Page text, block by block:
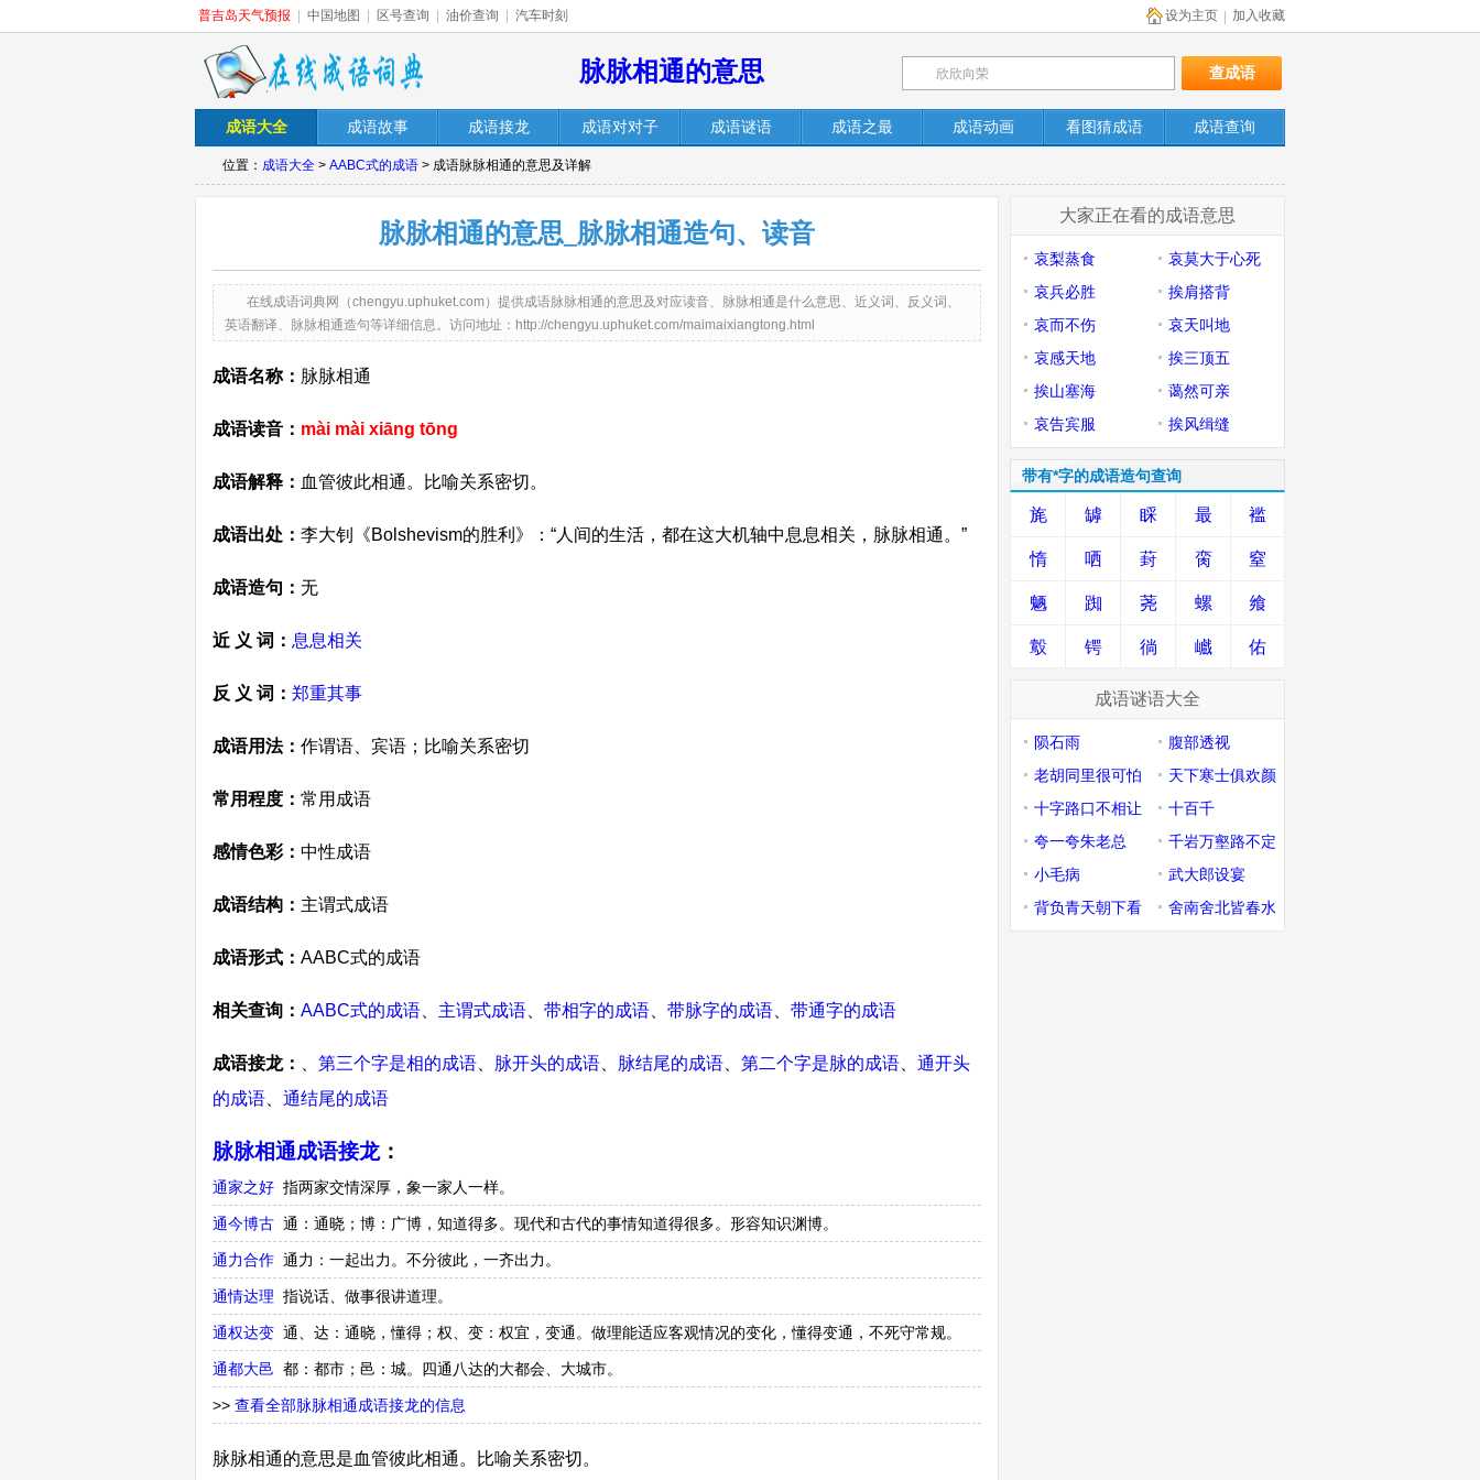
普吉岛天气预报 中国地图 区号查询 油价查询 汽车时刻 加入收藏
设为主页
脉脉相通的意思
成语大全 成语故事 成语接龙 成语对对子 成语谜语 成语之最 成语动画 看图猜成语 成语查询
位置： 成语大全 > AABC式的成语 > 成语脉脉相通的意思及详解
脉脉相通的意思_脉脉相通造句、读音
在线成语词典网（chengyu.uphuket.com）提供成语脉脉相通的意思及对应读音、脉脉相通是什么意思、近义词、反义词、
英语翻译、脉脉相通造句等详细信息。访问地址：http://chengyu.uphuket.com/maimaixiangtong.html
成语名称： 脉脉相通
成语读音： mài mài xiāng tōng
成语解释： 血管彼此相通。比喻关系密切。
成语出处： 李大钊《Bolshevism的胜利》：“人间的生活，都在这大机轴中息息相关，脉脉相通。”
成语造句： 无
近 义 词： 息息相关
反 义 词： 郑重其事
成语用法： 作谓语、宾语；比喻关系密切
常用程度： 常用成语
感情色彩： 中性成语
成语结构： 主谓式成语
成语形式： AABC式的成语
相关查询： AABC式的成语 主谓式成语 带相字的成语 带脉字的成语 带通字的成语
成语接龙： 第三个字是相的成语 脉开头的成语 脉结尾的成语 第二个字是脉的成语
通开头
的成语
通结尾的成语
脉脉相通成语接龙：
通家之好 指两家交情深厚，象一家人一样。
通今博古 通：通晓；博：广博，知道得多。现代和古代的事情知道得很多。形容知识渊博。
通力合作 通力：一起出力。不分彼此，一齐出力。
通情达理 指说话、做事很讲道理。
通权达变 通、达：通晓，懂得；权、变：权宜，变通。做理能适应客观情况的变化，懂得变通，不死守常规。
通都大邑 都：都市；邑：城。四通八达的大都会、大城市。
>> 查看全部脉脉相通成语接龙的信息
脉脉相通的意思是血管彼此相通。比喻关系密切。
大家正在看的成语意思
哀梨蒸食
哀莫大于心死
哀兵必胜
挨肩搭背
哀而不伤
哀天叫地
哀感天地
挨三顶五
挨山塞海
蔼然可亲
哀告宾服
挨风缉缝
带有*字的成语造句查询
旄 罅 睬 最 褴
惰 哂 葑 脔 窒
魉 踟 荛 螺 飨
鷇 锷 徜 巇 佑
成语谜语大全
陨石雨
腹部透视
老胡同里很可怕
天下寒士俱欢颜
十字路口不相让
十百千
夸一夸朱老总
千岩万壑路不定
小毛病
武大郎设宴
背负青天朝下看
舍南舍北皆春水